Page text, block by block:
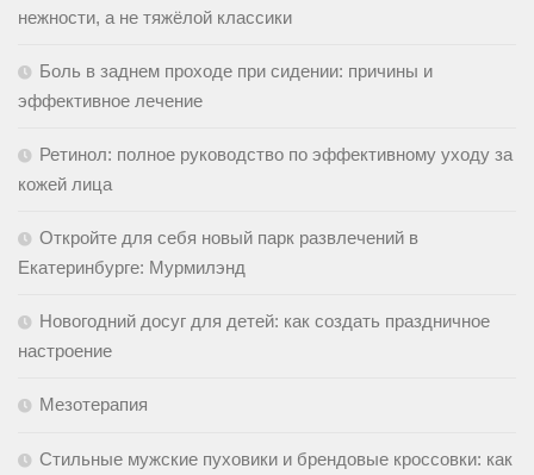
нежности, а не тяжёлой классики
Боль в заднем проходе при сидении: причины и
эффективное лечение
Ретинол: полное руководство по эффективному уходу за
кожей лица
Откройте для себя новый парк развлечений в
Екатеринбурге: Мурмилэнд
Новогодний досуг для детей: как создать праздничное
настроение
Мезотерапия
Стильные мужские пуховики и брендовые кроссовки: как